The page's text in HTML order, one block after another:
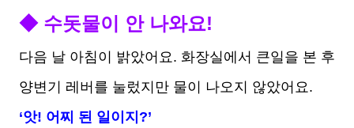
◆ 수돗물이 안 나와요!
다음 날 아침이 밝았어요. 화장실에서 큰일을 본 후
양변기 레버를 눌렀지만 물이 나오지 않았어요.
‘앗! 어찌 된 일이지?’